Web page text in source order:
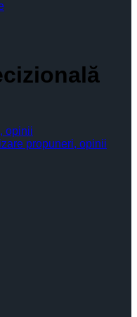
opinii
propuneri, opinii